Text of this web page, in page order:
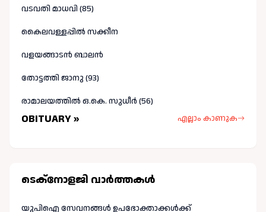
വടവതി മാധവി (85)
കൈലവള്ളപ്പിൽ സക്കീന
വളയങ്ങാടൻ ബാലൻ
തോട്ടത്തി ജാനു (93)
രാമാലയത്തിൽ ഒ.കെ. സുധീർ (56)
OBITUARY » എല്ലാം കാണുക
ടെക്നോളജി വാർത്തകള്‍
യുപിഐ സേവനങ്ങൾ ഉപഭോക്താക്കൾക്ക്